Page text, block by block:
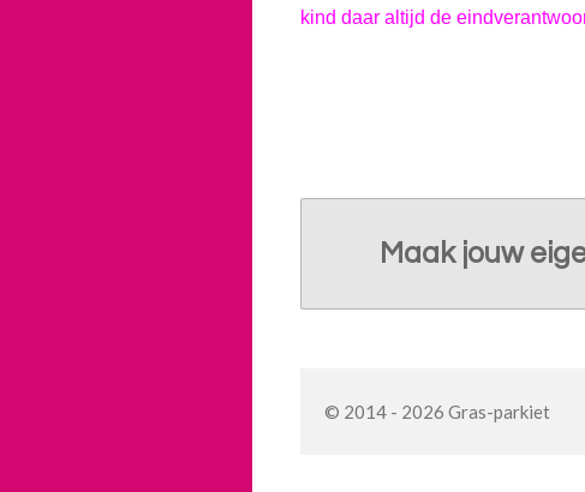
kind daar altijd de
Maak jouw
© 2014 - 2026 Gras-parkiet